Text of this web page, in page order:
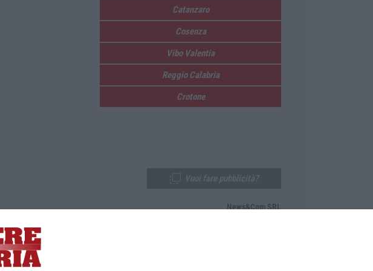
Catanzaro
Cosenza
Vibo Valentia
Reggio Calabria
Crotone
News&Com SRL